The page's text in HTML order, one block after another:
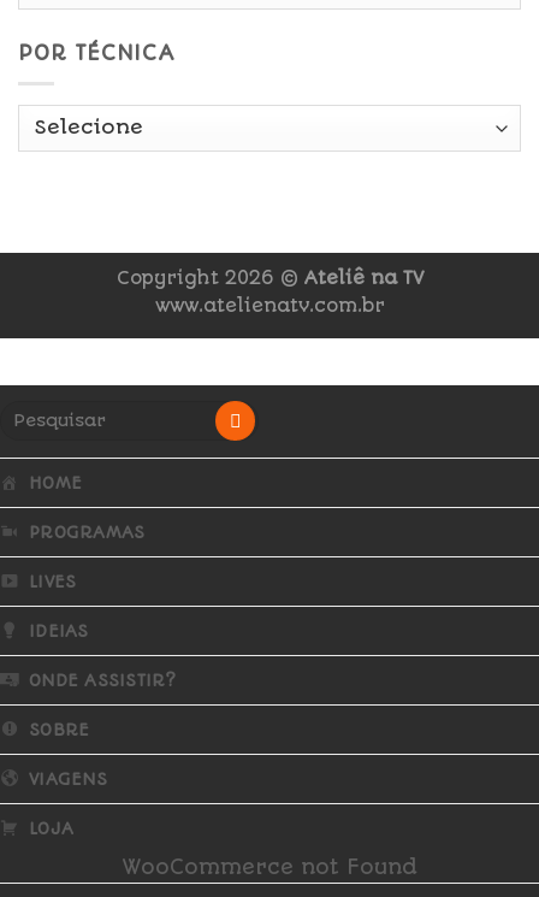
POR TÉCNICA
Copyright 2026 © Ateliê na TV
www.atelienatv.com.br
HOME
PROGRAMAS
LIVES
IDEIAS
ONDE ASSISTIR?
SOBRE
VIAGENS
LOJA
WooCommerce not Found